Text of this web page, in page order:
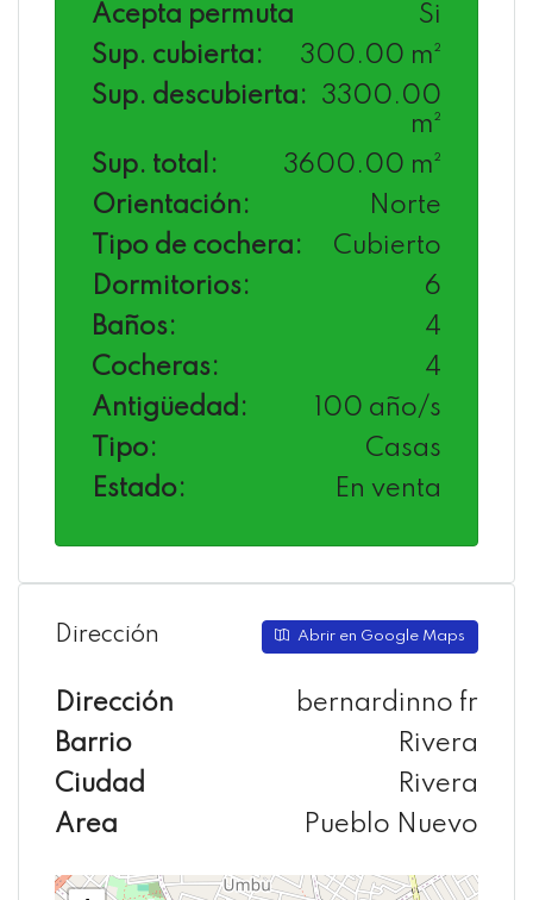
Acepta permuta
Si
Sup. cubierta:
300.00 m²
Sup. descubierta:
3300.00
m²
Sup. total:
3600.00 m²
Orientación:
Norte
Tipo de cochera:
Cubierto
Dormitorios:
6
Baños:
4
Cocheras:
4
Antigüedad:
100 año/s
Tipo:
Casas
Estado:
En venta
Dirección Abrir en Google Maps
Dirección
bernardinno fr
Barrio
Rivera
Ciudad
Rivera
Area
Pueblo Nuevo